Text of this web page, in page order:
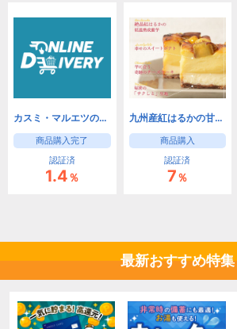
カスミ・マルエツのネットスーパー オンラインデリバリー
商品購入完了
認証済
1.4％
九州産紅はるかの甘い幸せをお届け 紅はるか焼き芋専門店 紅茶房
商品購入
認証済
7％
最新おすすめ特集